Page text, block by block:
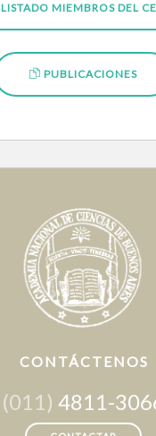
LISTADO MIEMBROS DEL
PUBLICACIONES
CONTÁCTENOS
(011) 4811-